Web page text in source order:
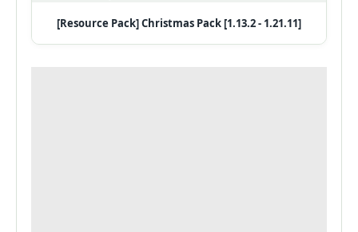
[Resource Pack] Christmas Pack [1.13.2 - 1.21.11]